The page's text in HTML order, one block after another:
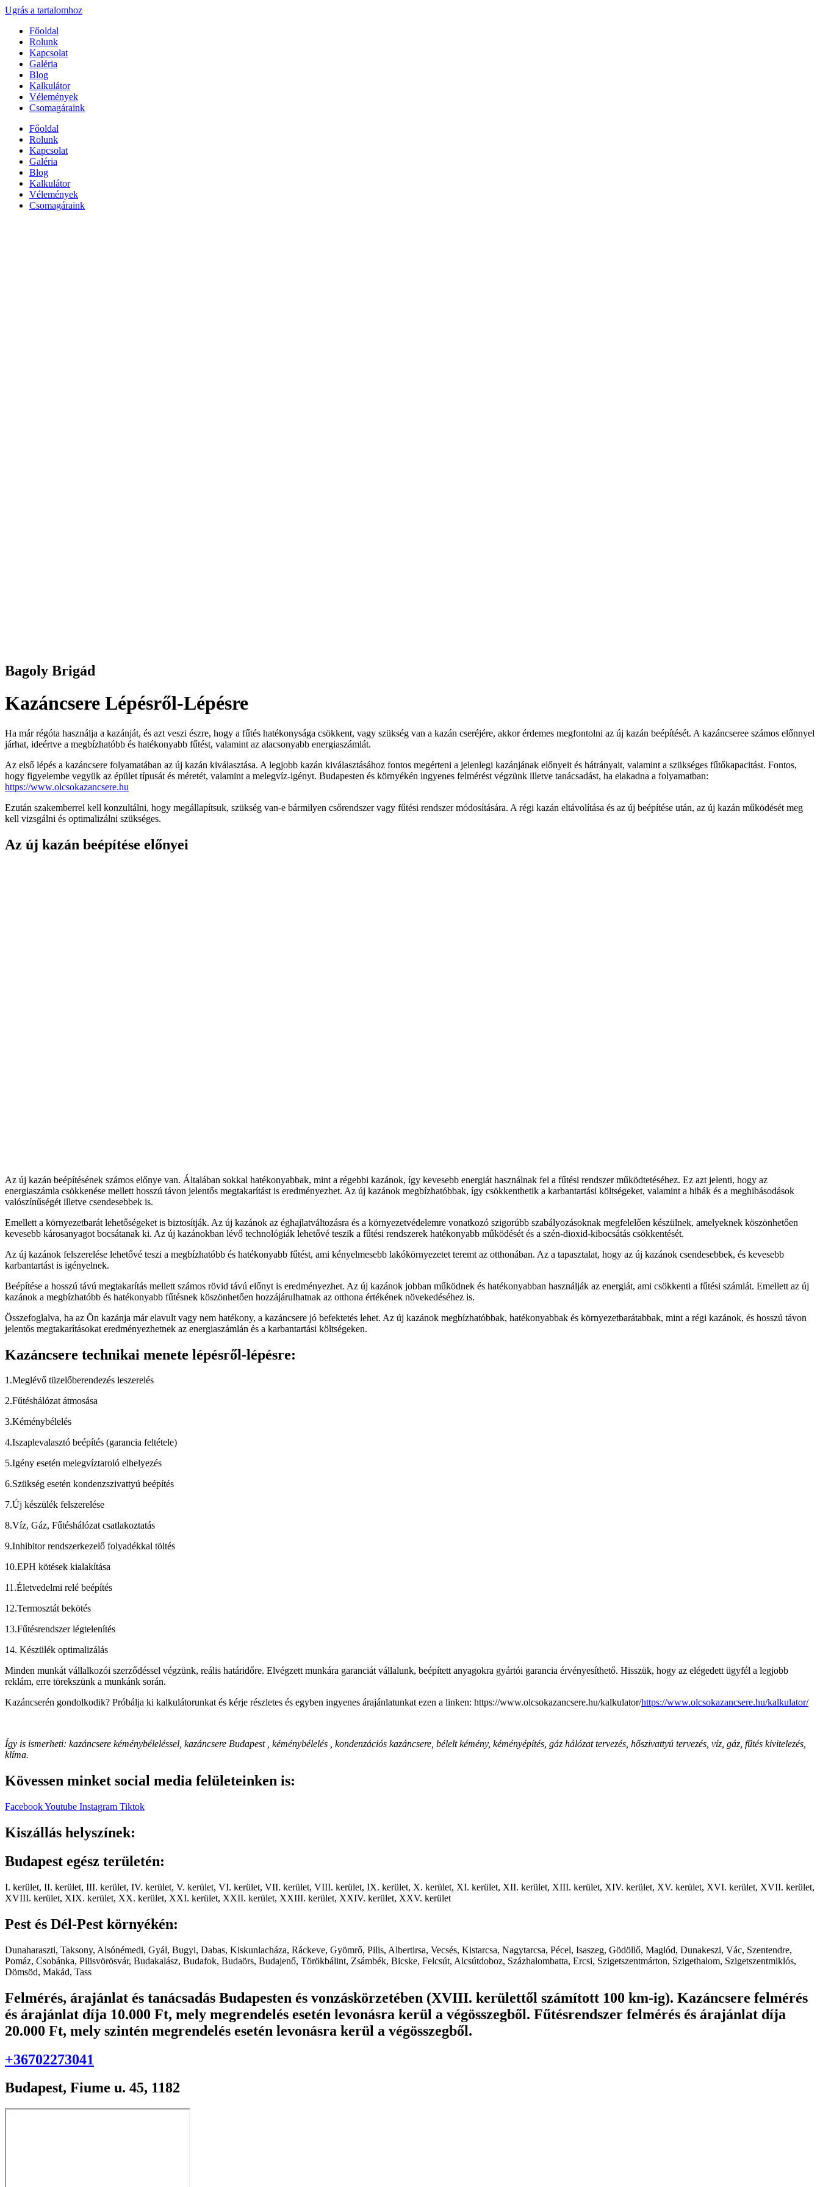
Ugrás a tartalomhoz
Főoldal
Rolunk
Kapcsolat
Galéria
Blog
Kalkulátor
Vélemények
Csomagáraink
Főoldal
Rolunk
Kapcsolat
Galéria
Blog
Kalkulátor
Vélemények
Csomagáraink
Bagoly Brigád
Kazáncsere Lépésről-Lépésre
Ha már régóta használja a kazánját, és azt veszi észre, hogy a fűtés hatékonysága csökkent, vagy szükség van a kazán cseréjére, akkor érdemes megfontolni az új kazán beépítését. A kazáncseree számos előnnyel
járhat, ideértve a megbízhatóbb és hatékonyabb fűtést, valamint az alacsonyabb energiaszámlát.
Az első lépés a kazáncsere folyamatában az új kazán kiválasztása. A legjobb kazán kiválasztásához fontos megérteni a jelenlegi kazánjának előnyeit és hátrányait, valamint a szükséges fűtőkapacitást. Fontos,
hogy figyelembe vegyük az épület típusát és méretét, valamint a melegvíz-igényt. Budapesten és környékén ingyenes felmérést végzünk illetve tanácsadást, ha elakadna a folyamatban:
https://www.olcsokazancsere.hu
Ezután szakemberrel kell konzultálni, hogy megállapítsuk, szükség van-e bármilyen csőrendszer vagy fűtési rendszer módosítására. A régi kazán eltávolítása és az új beépítése után, az új kazán működését meg
kell vizsgálni és optimalizálni szükséges.
Az új kazán beépítése előnyei
Az új kazán beépítésének számos előnye van. Általában sokkal hatékonyabbak, mint a régebbi kazánok, így kevesebb energiát használnak fel a fűtési rendszer működtetéséhez. Ez azt jelenti, hogy az
energiaszámla csökkenése mellett hosszú távon jelentős megtakarítást is eredményezhet. Az új kazánok megbízhatóbbak, így csökkenthetik a karbantartási költségeket, valamint a hibák és a meghibásodások
valószínűségét illetve csendesebbek is.
Emellett a környezetbarát lehetőségeket is biztosítják. Az új kazánok az éghajlatváltozásra és a környezetvédelemre vonatkozó szigorúbb szabályozásoknak megfelelően készülnek, amelyeknek köszönhetően
kevesebb károsanyagot bocsátanak ki. Az új kazánokban lévő technológiák lehetővé teszik a fűtési rendszerek hatékonyabb működését és a szén-dioxid-kibocsátás csökkentését.
Az új kazánok felszerelése lehetővé teszi a megbízhatóbb és hatékonyabb fűtést, ami kényelmesebb lakókörnyezetet teremt az otthonában. Az a tapasztalat, hogy az új kazánok csendesebbek, és kevesebb
karbantartást is igényelnek.
Beépítése a hosszú távú megtakarítás mellett számos rövid távú előnyt is eredményezhet. Az új kazánok jobban működnek és hatékonyabban használják az energiát, ami csökkenti a fűtési számlát. Emellett az új
kazánok a megbízhatóbb és hatékonyabb fűtésnek köszönhetően hozzájárulhatnak az otthona értékének növekedéséhez is.
Összefoglalva, ha az Ön kazánja már elavult vagy nem hatékony, a kazáncsere jó befektetés lehet. Az új kazánok megbízhatóbbak, hatékonyabbak és környezetbarátabbak, mint a régi kazánok, és hosszú távon
jelentős megtakarításokat eredményezhetnek az energiaszámlán és a karbantartási költségeken.
Kazáncsere technikai menete lépésről-lépésre:
1.Meglévő tüzelőberendezés leszerelés
2.Fűtéshálózat átmosása
3.Kéménybélelés
4.Iszaplevalasztó beépítés (garancia feltétele)
5.Igény esetén melegvíztaroló elhelyezés
6.Szükség esetén kondenzszivattyú beépítés
7.Új készülék felszerelése
8.Víz, Gáz, Fűtéshálózat csatlakoztatás
9.Inhibitor rendszerkezelő folyadékkal töltés
10.EPH kötések kialakítása
11.Életvedelmi relé beépítés
12.Termosztát bekötés
13.Fűtésrendszer légtelenítés
14. Készülék optimalizálás
Minden munkát vállalkozói szerződéssel végzünk, reális határidőre. Elvégzett munkára garanciát vállalunk, beépített anyagokra gyártói garancia érvényesíthető. Hisszük, hogy az elégedett ügyfél a legjobb
reklám, erre törekszünk a munkánk során.
Kazáncserén gondolkodik? Próbálja ki kalkulátorunkat és kérje részletes és egyben ingyenes árajánlatunkat ezen a linken: https://www.olcsokazancsere.hu/kalkulator/https://www.olcsokazancsere.hu/kalkulator/
Így is ismerheti: kazáncsere kéménybéleléssel, kazáncsere Budapest , kéménybélelés , kondenzációs kazáncsere, bélelt kémény, kéményépítés, gáz hálózat tervezés, hőszivattyú tervezés, víz, gáz, fűtés kivitelezés,
klíma.
Kövessen minket social media felületeinken is:
FacebookYoutube Instagram Tiktok
Kiszállás helyszínek:
Budapest egész területén:
I. kerület, II. kerület, III. kerület, IV. kerület, V. kerület, VI. kerület, VII. kerület, VIII. kerület, IX. kerület, X. kerület, XI. kerület, XII. kerület, XIII. kerület, XIV. kerület, XV. kerület, XVI. kerület, XVII. kerület,
XVIII. kerület, XIX. kerület, XX. kerület, XXI. kerület, XXII. kerület, XXIII. kerület, XXIV. kerület, XXV. kerület
Pest és Dél-Pest környékén:
Dunaharaszti, Taksony, Alsónémedi, Gyál, Bugyi, Dabas, Kiskunlacháza, Ráckeve, Gyömrő, Pilis, Albertirsa, Vecsés, Kistarcsa, Nagytarcsa, Pécel, Isaszeg, Gödöllő, Maglód, Dunakeszi, Vác, Szentendre,
Pomáz, Csobánka, Pilisvörösvár, Budakalász, Budafok, Budaörs, Budajenő, Törökbálint, Zsámbék, Bicske, Felcsút, Alcsútdoboz, Százhalombatta, Ercsi, Szigetszentmárton, Szigethalom, Szigetszentmiklós,
Dömsöd, Makád, Tass
Felmérés, árajánlat és tanácsadás Budapesten és vonzáskörzetében (XVIII. kerülettől számított 100 km-ig). Kazáncsere felmérés
és árajánlat díja 10.000 Ft, mely megrendelés esetén levonásra kerül a végösszegből. Fűtésrendszer felmérés és árajánlat díja
20.000 Ft, mely szintén megrendelés esetén levonásra kerül a végösszegből.
+36702273041
Budapest, Fiume u. 45, 1182